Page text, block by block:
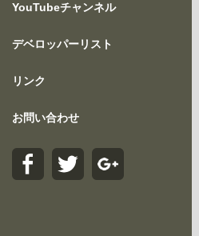
YouTubeチャンネル
デベロッパーリスト
リンク
お問い合わせ